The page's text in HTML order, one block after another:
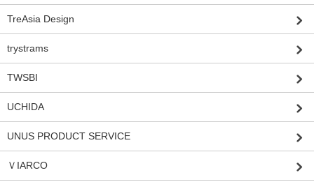
TreAsia Design
trystrams
TWSBI
UCHIDA
UNUS PRODUCT SERVICE
ＶIARCO